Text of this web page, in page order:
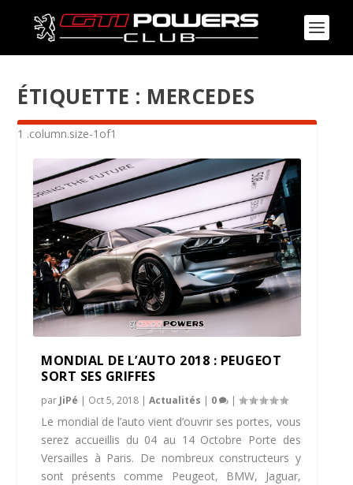
ÉTIQUETTE : MERCEDES
MONDIAL DE L’AUTO 2018 : PEUGEOT
SORT SES GRIFFES
par JiPé | Oct 5, 2018 |Actualités | 0 |
Le mondial de l’auto vient d’ouvrir ses portes, vous
serez accueillis du 04 au 14 Octobre Porte des
Versailles à Paris. De nombreux constructeurs y
sont présents comme Peugeot, BMW, Jaguar,